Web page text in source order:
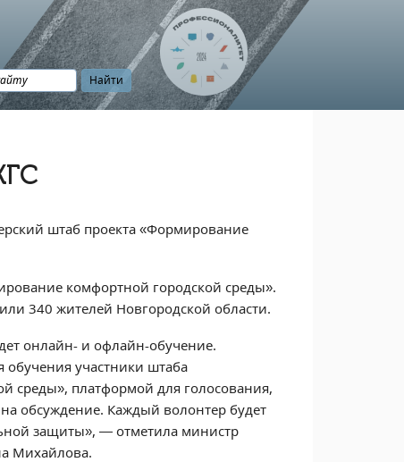
штаб проекта «Формирование
комфортной городской среды».
340 жителей Новгородской области.
онлайн- и офлайн-обучение.
обучения участники штаба
среды», платформой для голосования,
обсуждение. Каждый волонтер будет
защиты», — отметила министр
Михайлова.